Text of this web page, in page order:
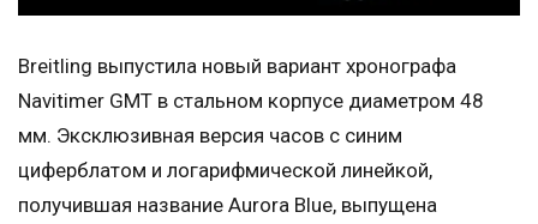
Breitling выпустила новый вариант хронографа
Navitimer GMT в стальном корпусе диаметром 48
мм. Эксклюзивная версия часов с синим
циферблатом и логарифмической линейкой,
получившая название Aurora Blue, выпущена